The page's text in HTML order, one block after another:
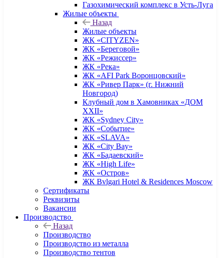
Газохимический комплекс в Усть-Луга
Жилые объекты
Назад
Жилые объекты
ЖК «CITYZEN»
ЖК «Береговой»
ЖК «Режиссер»
ЖК «Река»
ЖК «AFI Park Воронцовский»
ЖК «Ривер Парк» (г. Нижний
Новгород)
Клубный дом в Хамовниках «ДОМ
XXII»
ЖК «Sydney City»
ЖК «Событие»
ЖК «SLAVA»
ЖК «City Bay»
ЖК «Бадаевский»
ЖК «High Life»
ЖК «Остров»
ЖК Bvlgari Hotel & Residences Moscow
Сертификаты
Реквизиты
Вакансии
Производство
Назад
Производство
Производство из металла
Производство тентов